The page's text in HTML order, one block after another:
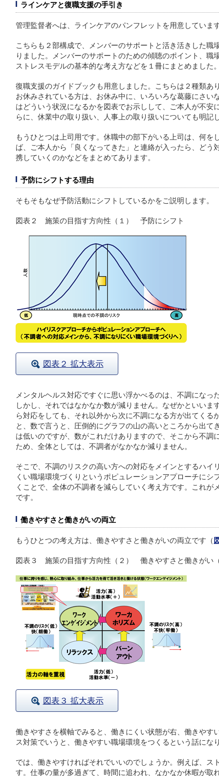
ラインケアと復職支援の手引き
管理監督者へは、ラインケアのパンフレットを用意していま
こちらも２部構成で、メンバーのサポートと活き活きした職
りました。メンバーのサポートのための傾聴のポイント、職
ストレスモデルの基本的な考え方などを１冊にまとめました
復職支援のガイドブックも用意しました。こちらは２種類あ
お休みされている方は、お休み中に、いろいろな葛藤にさい
はどういう状況になるかを図表でお示しして、ご本人が不安
らに、休業中の取り扱い、人事上の取り扱いについても明記
もうひとつは上司用です。休職中の部下がいる上司は、何を
ば、ご本人から「良くなってきた」と連絡が入ったら、どう
携していくのかなどをまとめてあります。
予防にシフトする理由
そもそもなぜ予防活動にシフトしているかをご説明します。
図表２ 施策の目指す方向性（１） 予防にシフト
図表２ 拡大表示
メンタルヘルス対応ですぐに思い浮かべるのは、不調になっ
しかし、それではなかなか数が減りません。なぜかといいま
ら対応をしても、それ以外から次に不調になる方が出てくる
と、数で言うと、圧倒的にグラフの山の高いところから出て
は低いのですが、数がこれだけありますので、そこから不調
ため、全体としては、不調者がなかなか減りません。
そこで、不調のリスクの高い方への対応をメインとするハイ
くい職場環境づくりというポピュレーションアプローチにシ
くことで、全体の不調者を減らしていく考え方です。これが
です。
働きやすさと働きがいの両立
もうひとつの考え方は、働きやすさと働きがいの両立です（
図表３ 施策の目指す方向性（２） 働きやすさと働きがい
図表３ 拡大表示
働きやすさを横軸でみると、働きにくい状態が右、働きやす
ス対策でいうと、働きやすい職場環境をつくるという話にな
では、働きやすければそれでいいのでしょうか。例えば、ス
す。仕事の量が多過ぎて、時間に追われ、なかなか休暇が取